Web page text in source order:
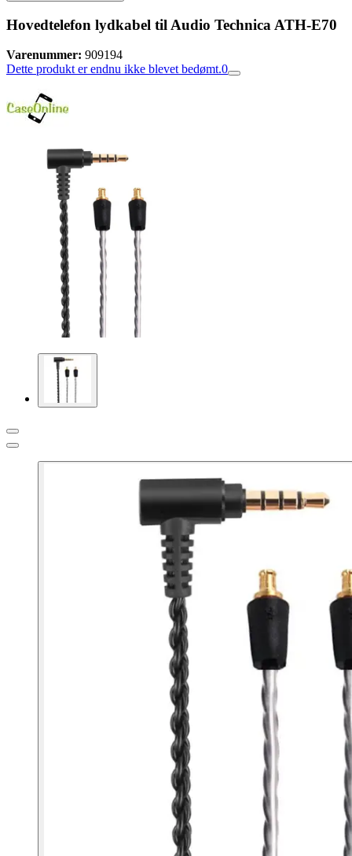
Hovedtelefon lydkabel til Audio Technica ATH-E70
Varenummer: 909194
Dette produkt er endnu ikke blevet bedømt.0